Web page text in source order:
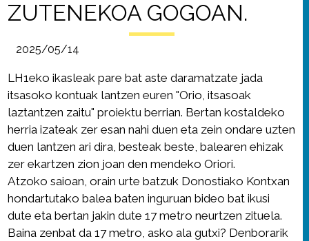
ZUTENEKOA GOGOAN.
2025/05/14
LH1eko ikasleak pare bat aste daramatzate jada
itsasoko kontuak lantzen euren "Orio, itsasoak
laztantzen zaitu" proiektu berrian. Bertan kostaldeko
herria izateak zer esan nahi duen eta zein ondare uzten
duen lantzen ari dira, besteak beste, balearen ehizak
zer ekartzen zion joan den mendeko Oriori.
Atzoko saioan, orain urte batzuk Donostiako Kontxan
hondartutako balea baten inguruan bideo bat ikusi
dute eta bertan jakin dute 17 metro neurtzen zituela.
Baina zenbat da 17 metro, asko ala gutxi? Denborarik